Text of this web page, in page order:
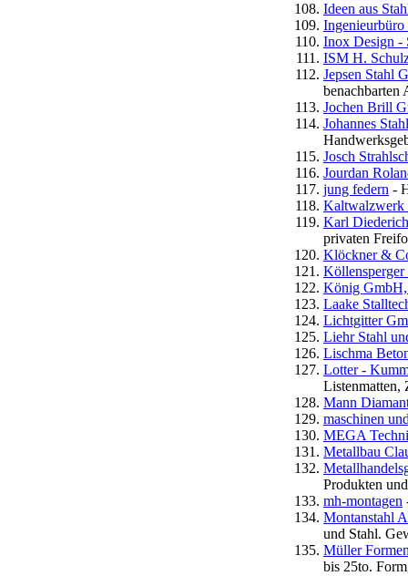
Ideen aus
Inox Design -
ISM H.
Jepsen Stahl
benachbarten
Jochen Brill
Johannes
Josch
Jourdan
jung federn -
Kaltwalzwerk
Karl
privaten
Klöckner &
König
Laake
Lichtgitter
Liehr Stahl
Lischma
Lotter -
Listenmatten,
Mann
maschinen
MEGA
Metallbau
Produkten
mh-montagen
Montanstahl
und Stahl.
Müller
bis 25to.